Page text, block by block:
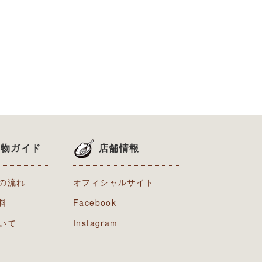
ガイド
流れ
て
店舗情報
オフィシャルサイト
Facebook
Instagram